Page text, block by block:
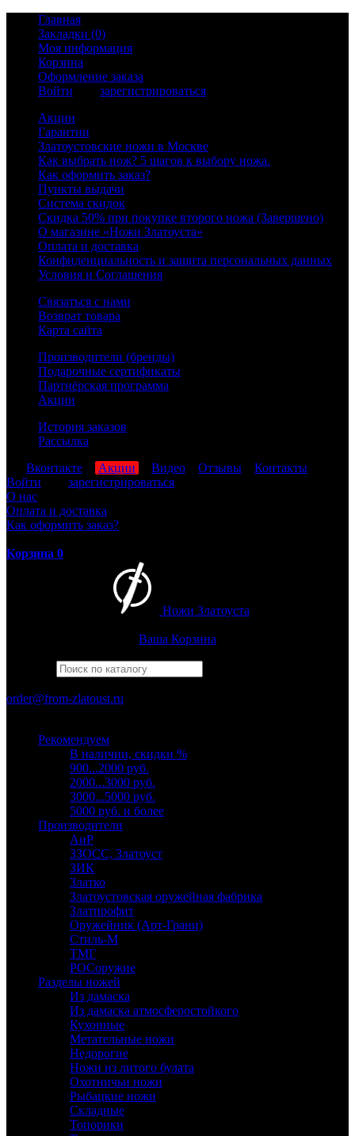
Главная
Закладки (0)
Моя информация
Корзина
Оформление заказа
Войти
зарегистрироваться
Акции
Гарантии
Златоустовские ножи в Москве
Как выбрать нож? 5 шагов к выбору ножа.
Как оформить заказ?
Пункты выдачи
Система скидок
Скидка 50% при покупке второго ножа (Завершено)
О магазине «Ножи Златоуста»
Оплата и доставка
Конфиденциальность и защита персональных данных
Условия и Соглашения
Связаться с нами
Возврат товара
Карта сайта
Производители (бренды)
Подарочные сертификаты
Партнёрская программа
Акции
История заказов
Рассылка
Вконтакте Акции Видео Отзывы
Контакты
Войти
зарегистрироваться
О нас
Оплата и доставка
Как оформить заказ?
Корзина 0
Ножи Златоуста
Ваша Корзина
order@from-zlatoust.ru
Рекомендуем
В наличии, скидки %
900...2000 руб.
2000...3000 руб.
3000...5000 руб.
5000 руб. и более
Производители
АиР
ЗЗОСС, Златоуст
ЗИК
Златко
Златоустовская оружейная фабрика
Златпрофит
Оружейник (Арт-Грани)
Стиль-М
ТМГ
РОСоружие
Разделы ножей
Из дамаска
Из дамаска атмосферостойкого
Кухонные
Метательные ножи
Недорогие
Ножи из литого булата
Охотничьи ножи
Рыбацкие ножи
Складные
Топорики